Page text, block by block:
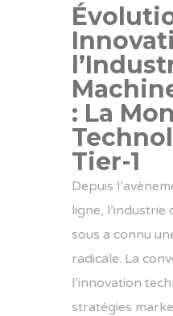
: La
Tier-1
Depuis
ligne, l’industrie
sous a connu
radicale. La
l’innovation
stratégies